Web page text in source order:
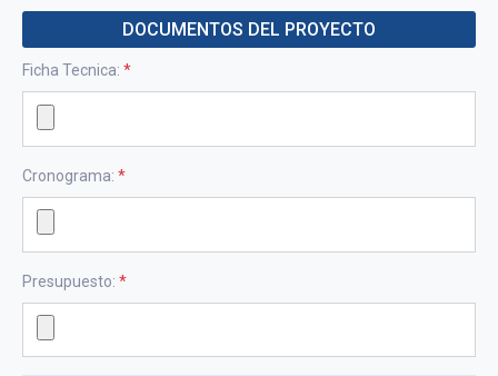
DOCUMENTOS DEL PROYECTO
Ficha Tecnica: *
Cronograma: *
Presupuesto: *